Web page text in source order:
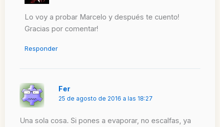
Lo voy a probar Marcelo y después te cuento!
Gracias por comentar!
Responder
Fer
25 de agosto de 2016 a las 18:27
Una sola cosa. Si pones a evaporar, no escalfas, ya